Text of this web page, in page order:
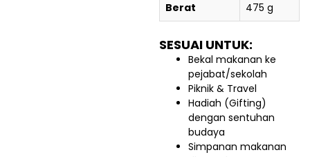
Berat 475 g
SESUAI UNTUK:
Bekal makanan ke
pejabat/sekolah
Piknik & Travel
Hadiah (Gifting)
dengan sentuhan
budaya
Simpanan makanan